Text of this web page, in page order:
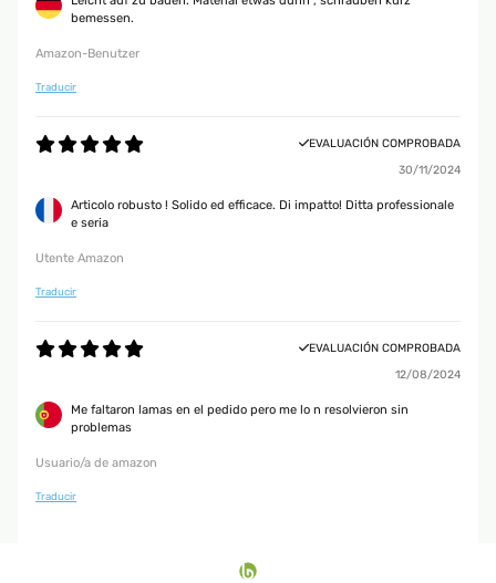
bemessen.
Amazon-Benutzer
Traducir
EVALUACIÓN COMPROBADA
30/11/2024
Articolo robusto ! Solido ed efficace. Di impatto! Ditta professionale
e seria
Utente Amazon
Traducir
EVALUACIÓN COMPROBADA
12/08/2024
Me faltaron lamas en el pedido pero me lo n resolvieron sin
problemas
Usuario/a de amazon
Traducir